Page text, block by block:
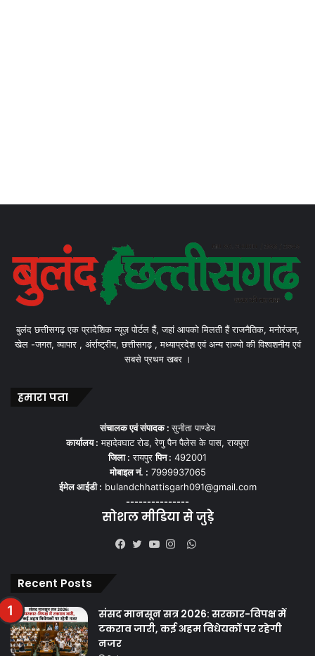
बुलंद छत्तीसगढ़ एक प्रादेशिक न्यूज़ पोर्टल हैं, जहां आपको मिलती हैं राजनैतिक, मनोरंजन,
खेल -जगत, व्यापार , अंर्राष्ट्रीय, छत्तीसगढ़ , मध्याप्रदेश एवं अन्य राज्यो की विश्वशनीय एवं
सबसे प्रथम खबर ।
हमारा पता
संचालक एवं संपादक :सुनीता पाण्डेय
कार्यालय : महादेवघाट रोड, रेणु पैन पैलेस के पास, रायपुरा
जिला : रायपुरपिन : 492001
मोबाइल नं. : 7999937065
ईमेल आईडी : bulandchhattisgarh091@gmail.com
---------------
सोशल मीडिया से जुड़े
WhatsApp
Recent Posts
संसद मानसून सत्र 2026: सरकार-विपक्ष में
टकराव जारी, कई अहम विधेयकों पर रहेगी
नजर